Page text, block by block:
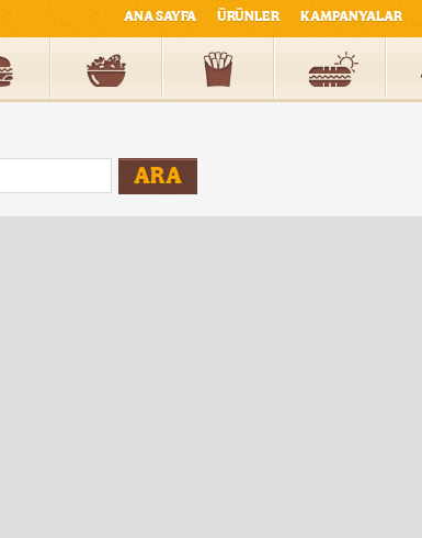
ANA SAYFA ÜRÜNLER KAMPANYALAR
ARA